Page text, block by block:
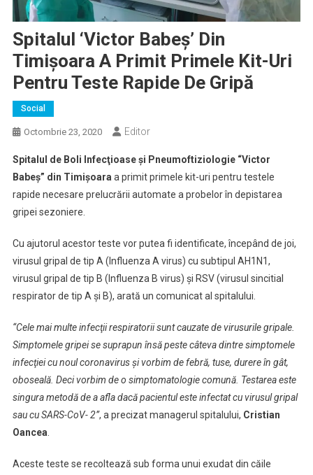
Spitalul ‘Victor Babeş’ Din
Timişoara A Primit Primele Kit-Uri
Pentru Teste Rapide De Gripă
Social
Octombrie 23, 2020 Editor
Spitalul de Boli Infecţioase şi Pneumoftiziologie “Victor
Babeş” din Timişoara a primit primele kit-uri pentru testele
rapide necesare prelucrării automate a probelor în depistarea
gripei sezoniere.
Cu ajutorul acestor teste vor putea fi identificate, începând de joi,
virusul gripal de tip A (Influenza A virus) cu subtipul AH1N1,
virusul gripal de tip B (Influenza B virus) şi RSV (virusul sincitial
respirator de tip A şi B), arată un comunicat al spitalului.
“Cele mai multe infecţii respiratorii sunt cauzate de virusurile gripale.
Simptomele gripei se suprapun însă peste câteva dintre simptomele
infecţiei cu noul coronavirus şi vorbim de febră, tuse, durere în gât,
oboseală. Deci vorbim de o simptomatologie comună. Testarea este
singura metodă de a afla dacă pacientul este infectat cu virusul gripal
sau cu SARS-CoV- 2”, a precizat managerul spitalului, Cristian
Oancea
Aceste teste se recoltează sub forma unui exudat din căile